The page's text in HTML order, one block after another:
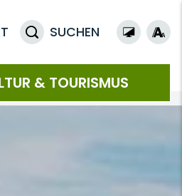
SUCHEN
& TOURISMUS